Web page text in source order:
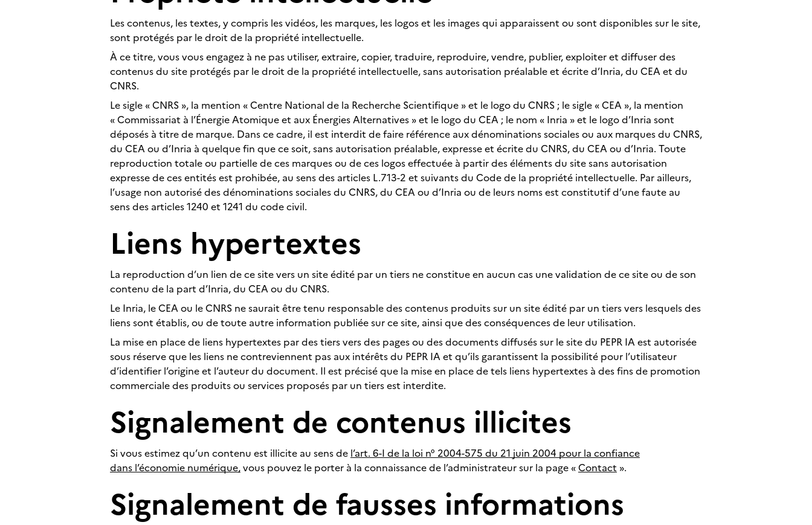
Les contenus, les textes, y compris les vidéos, les marques, les logos et les images qui apparaissent ou sont disponibles sur le site,
sont protégés par le droit de la propriété intellectuelle.
À ce titre, vous vous engagez à ne pas utiliser, extraire, copier, traduire, reproduire, vendre, publier, exploiter et diffuser des
contenus du site protégés par le droit de la propriété intellectuelle, sans autorisation préalable et écrite d’Inria, du CEA et du
CNRS.
Le sigle « CNRS », la mention « Centre National de la Recherche Scientifique » et le logo du CNRS ; le sigle « CEA », la mention
« Commissariat à l’Énergie Atomique et aux Énergies Alternatives » et le logo du CEA ; le nom « Inria » et le logo d’Inria sont
déposés à titre de marque. Dans ce cadre, il est interdit de faire référence aux dénominations sociales ou aux marques du CNRS,
du CEA ou d’Inria à quelque fin que ce soit, sans autorisation préalable, expresse et écrite du CNRS, du CEA ou d’Inria. Toute
reproduction totale ou partielle de ces marques ou de ces logos effectuée à partir des éléments du site sans autorisation
expresse de ces entités est prohibée, au sens des articles L.713-2 et suivants du Code de la propriété intellectuelle. Par ailleurs,
l’usage non autorisé des dénominations sociales du CNRS, du CEA ou d’Inria ou de leurs noms est constitutif d’une faute au
sens des articles 1240 et 1241 du code civil.
Liens hypertextes
La reproduction d’un lien de ce site vers un site édité par un tiers ne constitue en aucun cas une validation de ce site ou de son
contenu de la part d’Inria, du CEA ou du CNRS.
Le Inria, le CEA ou le CNRS ne saurait être tenu responsable des contenus produits sur un site édité par un tiers vers lesquels des
liens sont établis, ou de toute autre information publiée sur ce site, ainsi que des conséquences de leur utilisation.
La mise en place de liens hypertextes par des tiers vers des pages ou des documents diffusés sur le site du PEPR IA est autorisée
sous réserve que les liens ne contreviennent pas aux intérêts du PEPR IA et qu’ils garantissent la possibilité pour l’utilisateur
d’identifier l’origine et l’auteur du document. Il est précisé que la mise en place de tels liens hypertextes à des fins de promotion
commerciale des produits ou services proposés par un tiers est interdite.
Signalement de contenus illicites
Si vous estimez qu’un contenu est illicite au sens de l’art. 6-I de la loi n° 2004-575 du 21 juin 2004 pour la confiance
dans l’économie numérique,vous pouvez le porter à la connaissance de l’administrateur sur la page «Contact ».
Signalement de fausses informations